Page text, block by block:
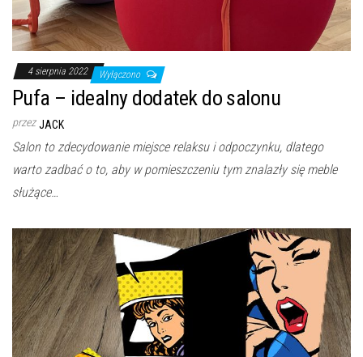
4 sierpnia 2022 Wyłączono
Pufa – idealny dodatek do salonu
przez JACK
Salon to zdecydowanie miejsce relaksu i odpoczynku, dlatego
warto zadbać o to, aby w pomieszczeniu tym znalazły się meble
służące…